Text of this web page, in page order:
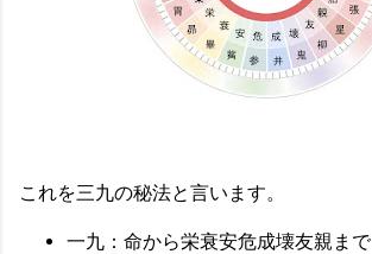
これを三九の秘法と言います。
一九：命から栄衰安危成壊友親まで